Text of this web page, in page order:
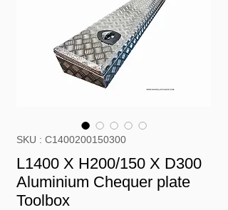
SKU : C1400200150300
L1400 X H200/150 X D300
Aluminium Chequer plate
Toolbox